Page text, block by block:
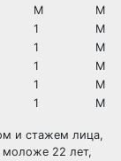
М
М
1
М
1
М
1
М
1
М
1 М
и стажем лица,
моложе 22 лет,